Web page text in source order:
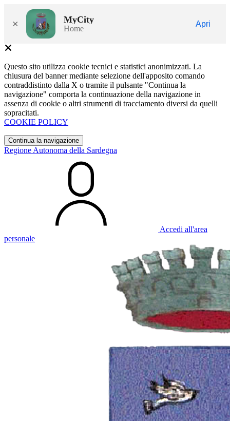
× MyCity
Home
Apri
Questo sito utilizza cookie tecnici e statistici anonimizzati. La
chiusura del banner mediante selezione dell'apposito comando
contraddistinto dalla X o tramite il pulsante "Continua la
navigazione" comporta la continuazione della navigazione in
assenza di cookie o altri strumenti di tracciamento diversi da quelli
sopracitati.
COOKIE POLICY
Continua la navigazione
Regione Autonoma della Sardegna
Accedi all'area
personale